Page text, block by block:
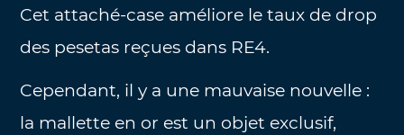
Cet attaché-case améliore le taux de drop
des pesetas reçues dans RE4.
Cependant, il y a une mauvaise nouvelle :
la mallette en or est un objet exclusif,